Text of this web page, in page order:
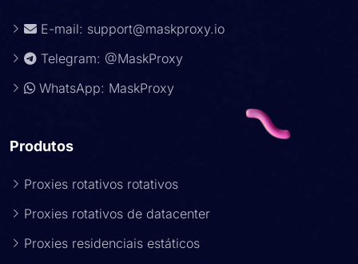
E-mail: support@maskproxy.io
Telegram: @MaskProxy
WhatsApp: MaskProxy
Produtos
Proxies rotativos rotativos
Proxies rotativos de datacenter
Proxies residenciais estáticos